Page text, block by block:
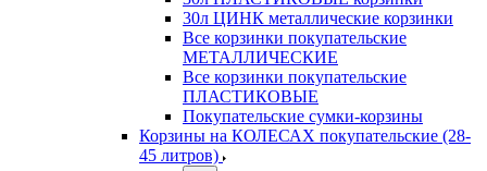
30л ЦИНК металлические корзинки
Все корзинки покупательские
МЕТАЛЛИЧЕСКИЕ
Все корзинки покупательские
ПЛАСТИКОВЫЕ
Покупательские сумки-корзины
Корзины на КОЛЕСАХ покупательские (28-
45 литров)